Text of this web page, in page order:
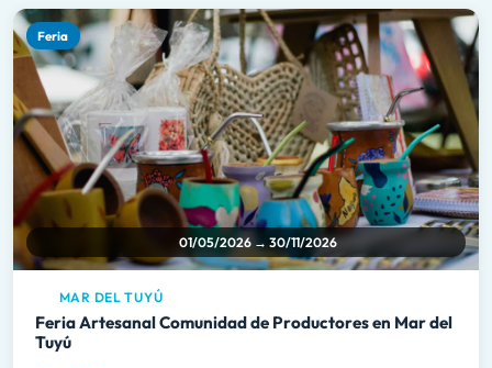
Feria
01/05/2026 → 30/11/2026
MAR DEL TUYÚ
Feria Artesanal Comunidad de Productores en Mar del
Tuyú